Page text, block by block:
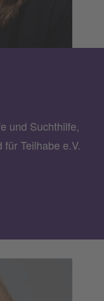
und Suchthilfe,
Teilhabe e.V.